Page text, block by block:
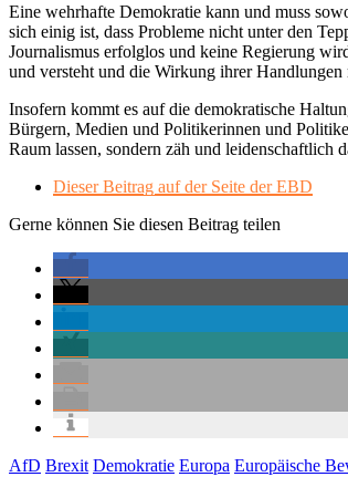
Eine wehrhafte Demokratie kann und muss
sich einig ist, dass Probleme nicht unter den
Journalismus erfolglos und keine Regierung
und versteht und die Wirkung ihrer
Insofern kommt es auf die demokratische
Bürgern, Medien und Politikerinnen und
Raum lassen, sondern zäh und leidenschaftlich
Dieser Beitrag auf der Seite der EBD
Gerne können Sie diesen Beitrag teilen
AfD Brexit Demokratie Europa Europäische